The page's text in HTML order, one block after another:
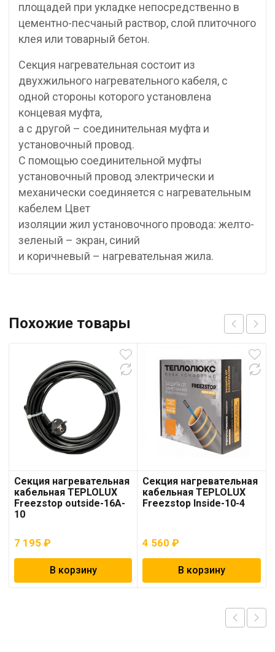
площадей при укладке непосредственно в
цементно-песчаный раствор, слой плиточного
клея или товарный бетон.
Секция нагревательная состоит из
двухжильного нагревательного кабеля, с
одной стороны которого установлена
концевая муфта,
а с другой – соединительная муфта и
установочный провод.
С помощью соединительной муфты
установочный провод электрически и
механически соединяется с нагревательным
кабелем Цвет
изоляции жил установочного провода: желто-
зеленый – экран, синий
и коричневый – нагревательная жила.
Похожие товары
Секция нагревательная
кабельная TEPLOLUX
Freezstop outside-16A-
10
7 195 ₽
В корзину
Секция нагревательная
кабельная TEPLOLUX
Freezstop Inside-10-4
4 560₽
В корзину